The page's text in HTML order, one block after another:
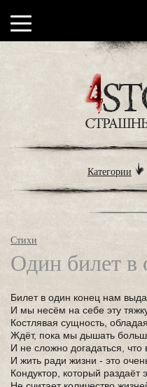
Категории
Стихи
Один билет в
Билет в один конец нам
И мы несём на себе эту
Костлявая сущность,
Ждёт, пока мы дышать
И не сложно догадаться, что
И жить ради жизни - это очень
Кондуктор, который раздаёт